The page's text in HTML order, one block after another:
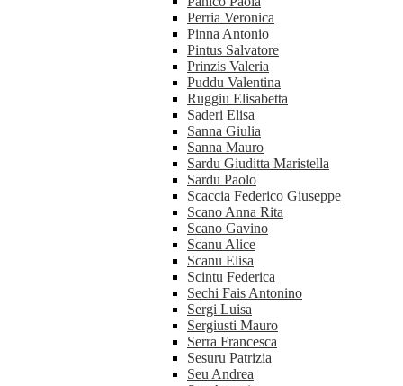
Perria Veronica
Pinna Antonio
Pintus Salvatore
Prinzis Valeria
Puddu Valentina
Ruggiu Elisabetta
Saderi Elisa
Sanna Giulia
Sanna Mauro
Sardu Giuditta Maristella
Sardu Paolo
Scaccia Federico Giuseppe
Scano Anna Rita
Scano Gavino
Scanu Alice
Scanu Elisa
Scintu Federica
Sechi Fais Antonino
Sergi Luisa
Sergiusti Mauro
Serra Francesca
Sesuru Patrizia
Seu Andrea